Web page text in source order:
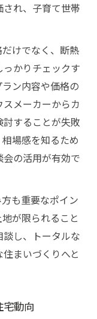
宅づくりの秘
安心の子育て
住宅の特徴解
画住宅の特徴
力と注意点
住宅の選択基
質と信頼性
選びのポイン
れ、子育て世帯
けでなく、断熱
かりチェックす
ン内容や価格の
メーカーからカ
することが失敗
場感を知るため
の活用が有効で
も重要なポイン
が限られること
し、トータルな
まいづくりへと
宅動向